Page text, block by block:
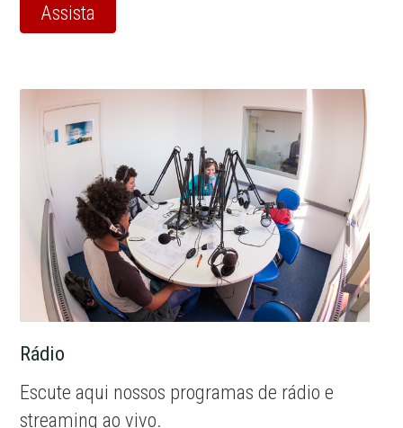
Assista
Rádio
Escute aqui nossos programas de rádio e
streaming ao vivo.